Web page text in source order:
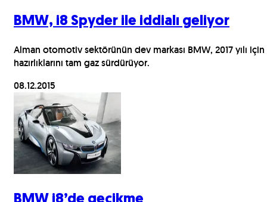
BMW, i8 Spyder ile iddialı geliyor
Alman otomotiv sektörünün dev markası BMW, 2017 yılı için
hazırlıklarını tam gaz sürdürüyor.
08.12.2015